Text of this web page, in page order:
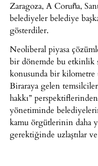
Zaragoza, A Coruña,
belediyeler belediye
gösterdiler.
Neoliberal piyasa
bir dönemde bu etkinlik
konusunda bir kilometre
Biraraya gelen
hakkı”
yönetiminde
kamu örgütlerinin daha
gerektiğinde uzlaştılar